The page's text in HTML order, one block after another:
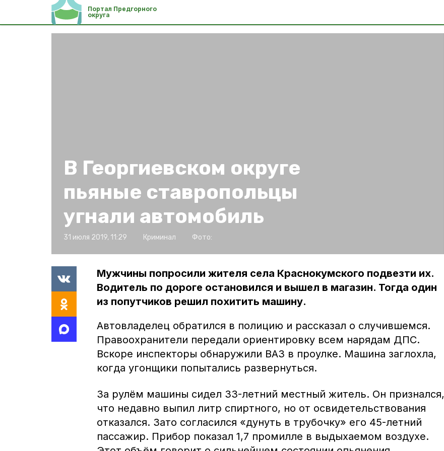
Портал Предгорного
округа
В Георгиевском округе
пьяные ставропольцы
угнали автомобиль
31 июля 2019, 11:29 Криминал Фото:
Мужчины попросили жителя села Краснокумского подвезти их.
Водитель по дороге остановился и вышел в магазин. Тогда один
из попутчиков решил похитить машину.
Автовладелец обратился в полицию и рассказал о случившемся.
Правоохранители передали ориентировку всем нарядам ДПС.
Вскоре инспекторы обнаружили ВАЗ в проулке. Машина заглохла,
когда угонщики попытались развернуться.
За рулём машины сидел 33-летний местный житель. Он признался,
что недавно выпил литр спиртного, но от освидетельствования
отказался. Зато согласился «дунуть в трубочку» его 45-летний
пассажир. Прибор показал 1,7 промилле в выдыхаемом воздухе.